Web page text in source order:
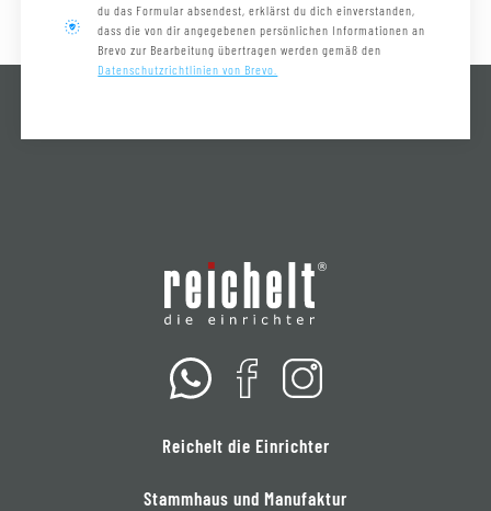
du das Formular absendest, erklärst du dich einverstanden,
dass die von dir angegebenen persönlichen Informationen an
Brevo zur Bearbeitung übertragen werden gemäß den
Datenschutzrichtlinien von Brevo.
Reichelt die Einrichter
Stammhaus und Manufaktur